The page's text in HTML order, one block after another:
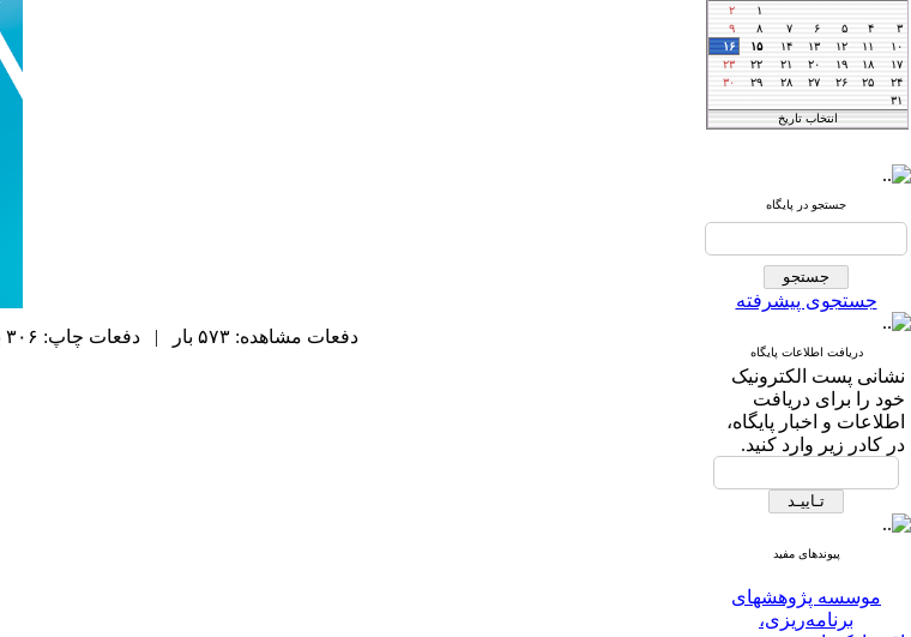
فصلنامه
Agricultural
Economics
he International Journal of
Agricultural Managment
and Development
جستجو در پایگاه
جستجوی پیشرفته
دریافت اطلاعات پایگاه
نشانی پست الکترونیک
خود را برای دریافت
اطلاعات و اخبار پایگاه،
در کادر زیر وارد کنید.
پیوندهای مفید
برنامه‌ریزی،
اقتصاد‌کشاورزی و توسعه
دفعات مشاهده: ۵۷۳ بار | دفعات چاپ: ۳۰۶ بار | دفعات ارسال به دیگران: ۰ بار |